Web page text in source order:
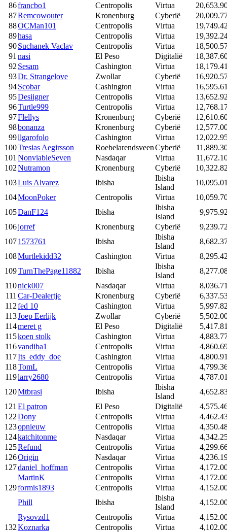
86francbo1 Centropolis Virtua
87Remcowouter Kronenburg Cyberië
88OCMan101 Centropolis Virtua
89hasa Centropolis Virtua
90Suchanek Vaclav Centropolis Virtua
91 nasi El Peso Digitalië
92 Sesam Cashington Virtua
93Dr. Strangelove Zwollar Cyberië
94Scobar Cashington Virtua
95Desiigner Centropolis Virtua
96Turtle999 Centropolis Virtua
97Flellys Kronenburg Cyberië
98bonanza Kronenburg Cyberië
99llgarofolo Cashington Virtua
100Tresias Aegirsson RoebelarendsveenCyberië
101 NonviableSeven Nasdaqar Virtua
102Nutramon Kronenburg Cyberië
103Luis Alvarez Ibisha
Ibisha
Island
104MoonPoker Centropolis Virtua
105DanF124 Ibisha
Ibisha
Island
106jorref Kronenburg Cyberië
1071573761 Ibisha
Ibisha
Island
108Murtlekidd32 Cashington Virtua
109TurnThePage11882 Ibisha
Ibisha
Island
110nick007 Nasdaqar Virtua
111 Car-Dealertje Kronenburg Cyberië
112fed 10 Cashington Virtua
113Joep Eerlijk Zwollar Cyberië
114meret g El Peso Digitalië
115koen stolk Cashington Virtua
116vandiba1 Centropolis Virtua
117Its_eddy_doe Cashington Virtua
118TomL Centropolis Virtua
119larry2680 Centropolis Virtua
120Mtbrasi Ibisha
Ibisha
Island
121 El patron El Peso Digitalië
122Dony Centropolis Virtua
123opnieuw Centropolis Virtua
124katchitonme Nasdaqar Virtua
125Refund Centropolis Virtua
126Origin Nasdaqar Virtua
127daniel_hoffman Centropolis Virtua
MartinK
Centropolis Virtua
129formis1893 Centropolis Virtua
Phill
Ibisha
Ibisha
Island
Rysovzd1
Centropolis Virtua
132Koznarka Centropolis Virtua